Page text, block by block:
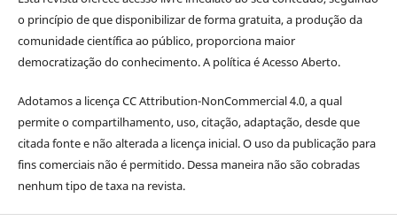
o princípio de que disponibilizar de forma gratuita, a produção da
comunidade científica ao público, proporciona maior
democratização do conhecimento. A política é Acesso Aberto.
Adotamos a licença CC Attribution-NonCommercial 4.0, a qual
permite o compartilhamento, uso, citação, adaptação, desde que
citada fonte e não alterada a licença inicial. O uso da publicação para
fins comerciais não é permitido. Dessa maneira não são cobradas
nenhum tipo de taxa na revista.